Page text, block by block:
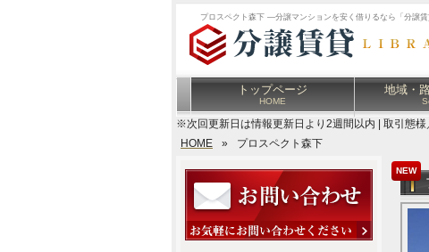
プロスペクト森下 ―分譲マンションを安く借りるなら「分譲賃
トップページ
HOME
地域・
※次回更新日は情報更新日より2週間以内 | 取引態様
HOME
» プロスペクト森下
NEW